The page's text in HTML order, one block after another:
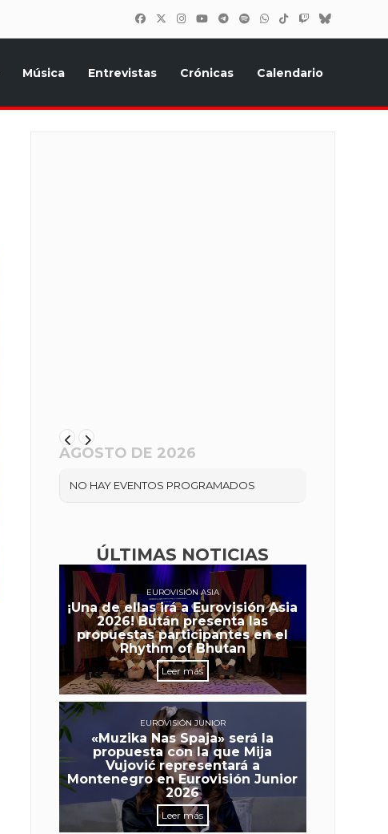
Música Entrevistas Crónicas Calendario
AGOSTO DE 2026
NO HAY EVENTOS PROGRAMADOS
ÚLTIMAS NOTICIAS
EUROVISIÓN ASIA
¡Una de ellas irá a Eurovisión Asia
2026! Bután presenta las
propuestas participantes en el
Rhythm of Bhutan
Leer más
EUROVISIÓN JUNIOR
«Muzika Nas Spaja» será la
propuesta con la que Mija
Vujović representará a
Montenegro en Eurovisión Junior
2026
Leer más